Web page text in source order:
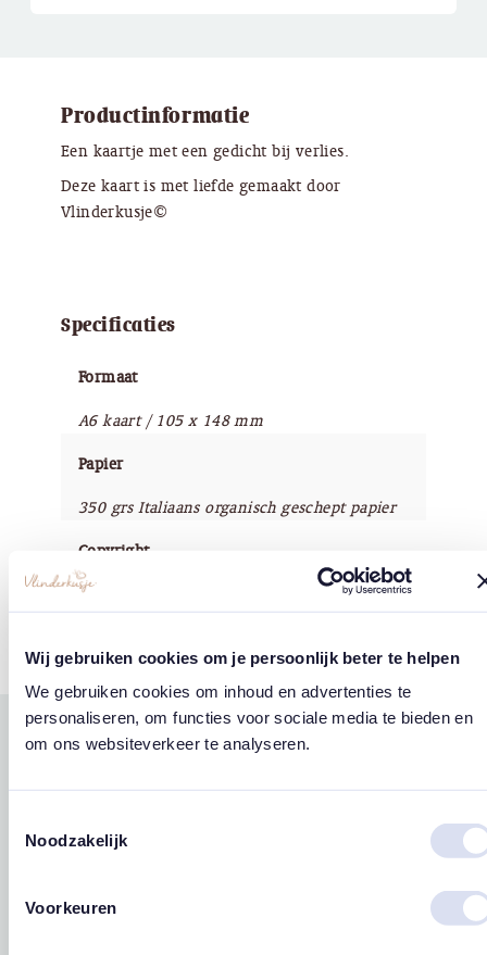
Wij gebruiken cookies om je persoonlijk beter te helpen
We gebruiken cookies om inhoud en advertenties te
personaliseren, om functies voor sociale media te bieden en
om ons websiteverkeer te analyseren.
Noodzakelijk
Voorkeuren
Productinformatie
Een kaartje met een gedicht bij verlies.
Deze kaart is met liefde gemaakt door
Vlinderkusje©
Specificaties
Formaat
A6 kaart / 105 x 148 mm
Papier
350 grs Italiaans organisch geschept papier
Copyright
Vlinderkusje®
Gerelateerde
producten